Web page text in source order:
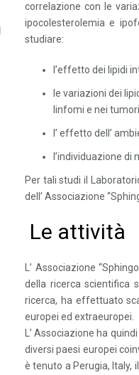
correlazione con le
ipocolesterolemia e
studiare:
l’effetto dei lipidi
le variazioni dei
linfomi e nei
l’ effetto dell’
l’individuazione
Per tali studi il
dell’ Associazione
Le attività
L’ Associazione
della ricerca scientifica
ricerca, ha effettuato
europei ed extraeuropei.
L’ Associazione ha
diversi paesi europei
è tenuto a Perugia, Italy,